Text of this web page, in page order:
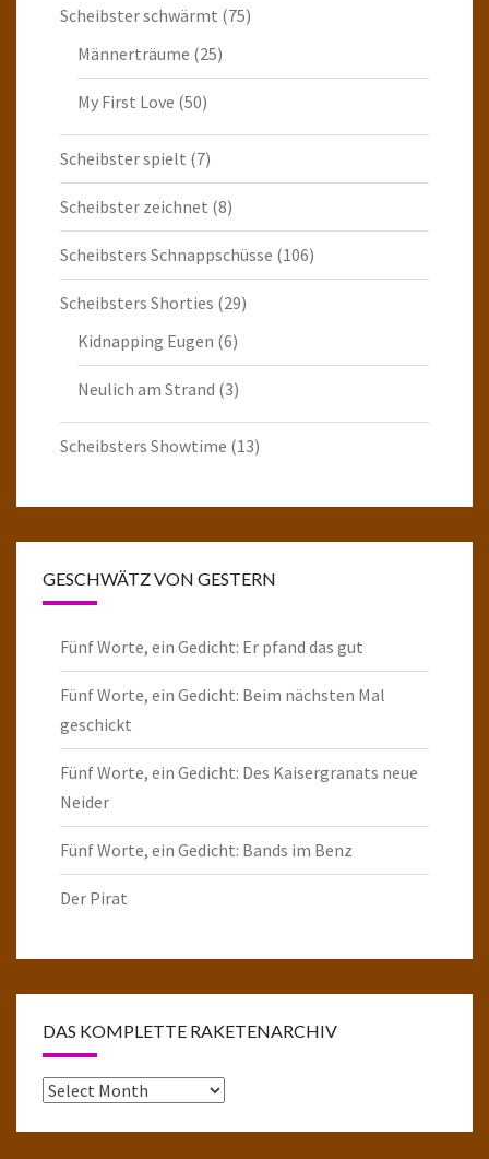
Scheibster schwärmt (75)
Männerträume (25)
My First Love (50)
Scheibster spielt (7)
Scheibster zeichnet (8)
Scheibsters Schnappschüsse (106)
Scheibsters Shorties (29)
Kidnapping Eugen (6)
Neulich am Strand (3)
Scheibsters Showtime (13)
GESCHWÄTZ VON GESTERN
Fünf Worte, ein Gedicht: Er pfand das gut
Fünf Worte, ein Gedicht: Beim nächsten Mal
geschickt
Fünf Worte, ein Gedicht: Des Kaisergranats neue
Neider
Fünf Worte, ein Gedicht: Bands im Benz
Der Pirat
DAS KOMPLETTE RAKETENARCHIV
Das